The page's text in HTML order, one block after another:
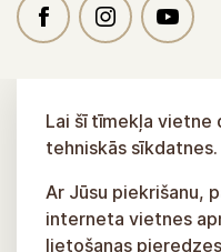
Lai šī tīmekļa vietne
tehniskās sīkdatnes.
Ar Jūsu piekrišanu,
interneta vietnes
lietošanas